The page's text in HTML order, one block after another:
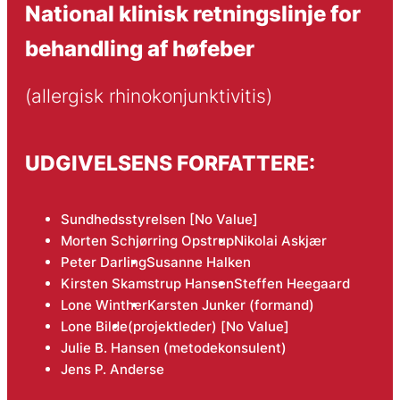
National klinisk retningslinje for
behandling af høfeber
(allergisk rhinokonjunktivitis)
UDGIVELSENS FORFATTERE:
Sundhedsstyrelsen [No Value]
Morten Schjørring OpstrupNikolai Askjær
Peter DarlingSusanne Halken
Kirsten Skamstrup HansenSteffen Heegaard
Lone WintherKarsten Junker (formand)
Lone Bilde(projektleder) [No Value]
Julie B. Hansen (metodekonsulent)
Jens P. Anderse